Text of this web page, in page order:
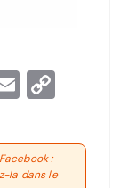
E
ai
l
C
p
y
:
la dans le